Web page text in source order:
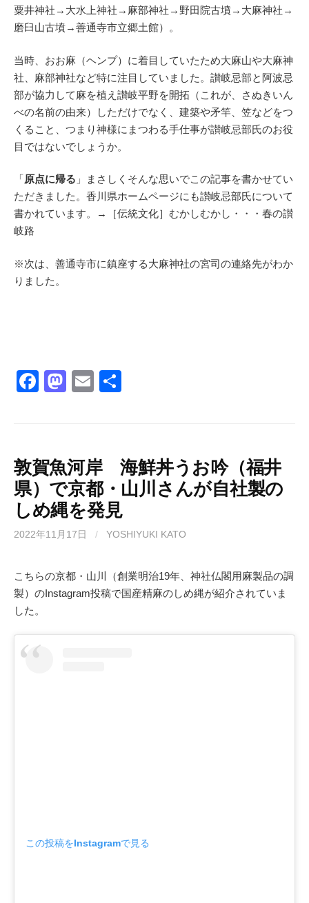
粟井神社→大水上神社→麻部神社→野田院古墳→大麻神社→
磨臼山古墳→善通寺市立郷土館）。
当時、おお麻（ヘンプ）に着目していたため大麻山や大麻神
社、麻部神社など特に注目していました。讃岐忌部と阿波忌
部が協力して麻を植え讃岐平野を開拓（これが、さぬきいん
べの名前の由来）しただけでなく、建築や矛竿、笠などをつ
くること、つまり神様にまつわる手仕事が讃岐忌部氏のお役
目ではないでしょうか。
「原点に帰る 」まさしくそんな思いでこの記事を書かせてい
ただきました。香川県ホームページにも讃岐忌部氏について
書かれています。→［伝統文化］むかしむかし・・・春の讃
岐路
※次は、善通寺市に鎮座する大麻神社の宮司の連絡先がわか
りました。
F
b
o
o
k
M
d
o
n
E
敦賀魚河岸 海鮮丼うお吟（福井
県）で京都・山川さんが自社製の
しめ縄を発見
2022年11月17日 / YOSHIYUKI KATO
こちらの京都・山川（創業明治19年、神社仏閣用麻製品の調
製）のInstagram投稿で国産精麻のしめ縄が紹介されていま
した。
この投稿をInstagramで見る